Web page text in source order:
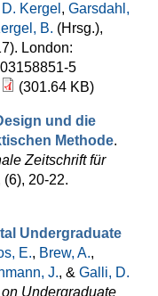
D. Kergel , Garsdahl,
B. (Hrsg.),
London:
5
(301.64 KB)
und die
Methode.
Zeitschrift für
(6), 20-22.
Undergraduate
E., Brew, A.,
J., & Galli, D.
Undergraduate